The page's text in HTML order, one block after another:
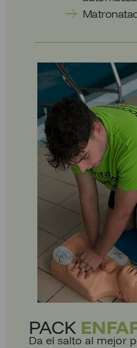
PACK
Da el salto al mejor